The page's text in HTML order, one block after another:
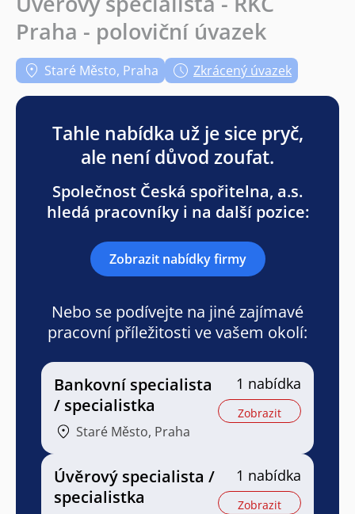
Praha - poloviční úvazek
Staré Město, Praha Zkrácený úvazek
Tahle nabídka už je sice pryč,
ale není důvod zoufat.
Společnost Česká spořitelna, a.s.
hledá pracovníky i na další pozice:
Zobrazit nabídky firmy
Nebo se podívejte na jiné zajímavé
pracovní příležitosti ve vašem okolí:
Bankovní specialista
/ specialistka
Staré Město, Praha
1 nabídka
Zobrazit
Úvěrový specialista /
specialistka
1 nabídka
Zobrazit